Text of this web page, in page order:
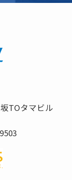
TOタマビル